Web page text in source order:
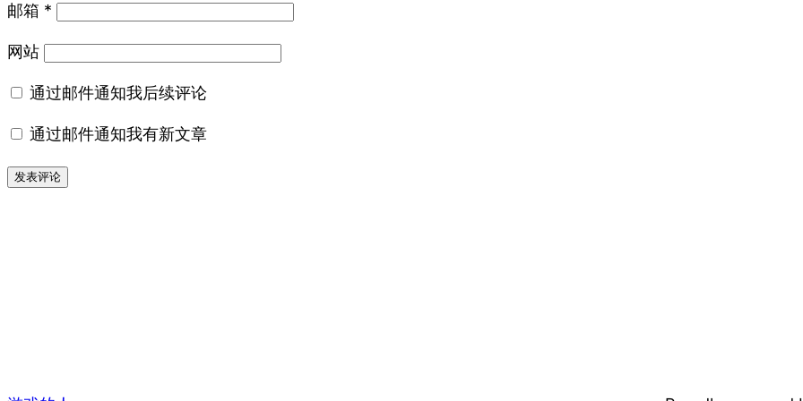
邮箱 *
网站
通过邮件通知我后续评论
通过邮件通知我有新文章